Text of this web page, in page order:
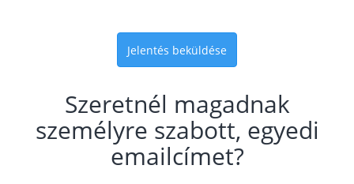
Jelentés beküldése
Szeretnél magadnak
személyre szabott, egyedi
emailcímet?